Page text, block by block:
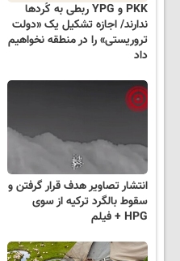
PKK و YPG ربطی به کُردها
ندارند/ اجازه تشکیل یک «دولت
تروریستی» را در منطقه نخواهیم
داد
انتشار تصاویر هدف قرار گرفتن و
سقوط بالگرد ترکیه از سوی
HPG + فیلم